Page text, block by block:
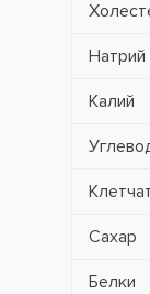
Натрий
Калий
Сахар
Белки